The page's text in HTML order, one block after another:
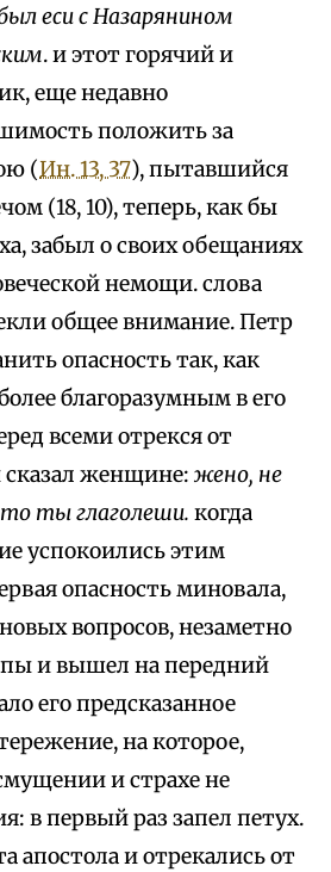
еси с Назарянином
. и этот горячий и
еще недавно
положить за
(Ин. 13, 37), пытавшийся
(18, 10), теперь, как бы
забыл о своих обещаниях
немощи. слова
общее внимание. Петр
опасность так, как
благоразумным в его
всеми отрекся от
сказал женщине: жено, не
ты глаголеши. когда
успокоились этим
опасность миновала,
вопросов, незаметно
и вышел на передний
его предсказанное
на которое,
и страхе не
в первый раз запел петух.
апостола и отрекались от